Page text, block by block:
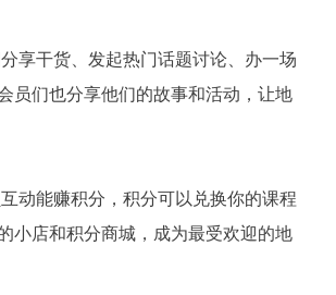
享干货、发起热门话题讨论、办一场
员们也分享他们的故事和活动，让地
动能赚积分，积分可以兑换你的课程
小店和积分商城，成为最受欢迎的地